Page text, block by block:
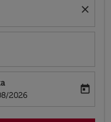
close
return-date-aria-label
2026
today